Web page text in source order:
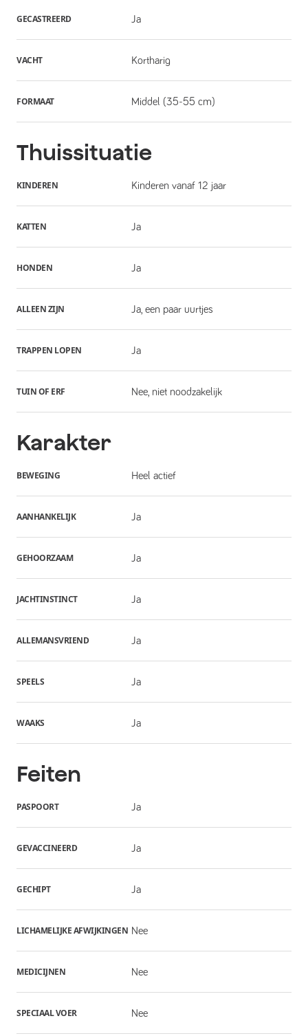
GECASTREERD Ja
VACHT Kortharig
FORMAAT Middel (35-55 cm)
Thuissituatie
KINDEREN Kinderen vanaf 12 jaar
KATTEN Ja
HONDEN Ja
ALLEEN ZIJN Ja, een paar uurtjes
TRAPPEN LOPEN Ja
TUIN OF ERF Nee, niet noodzakelijk
Karakter
BEWEGING Heel actief
AANHANKELIJK Ja
GEHOORZAAM Ja
JACHTINSTINCT Ja
ALLEMANSVRIEND Ja
SPEELS Ja
WAAKS Ja
Feiten
PASPOORT Ja
GEVACCINEERD Ja
GECHIPT Ja
LICHAMELIJKE AFWIJKINGEN Nee
MEDICIJNEN Nee
SPECIAAL VOER Nee